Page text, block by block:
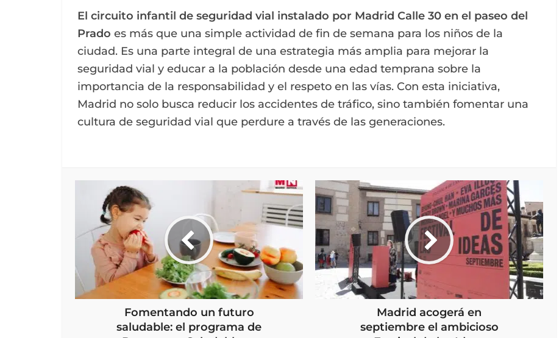
El circuito infantil de seguridad vial instalado por Madrid Calle 30 en el paseo del
Prado es más que una simple actividad de fin de semana para los niños de la
ciudad. Es una parte integral de una estrategia más amplia para mejorar la
seguridad vial y educar a la población desde una edad temprana sobre la
importancia de la responsabilidad y el respeto en las vías. Con esta iniciativa,
Madrid no solo busca reducir los accidentes de tráfico, sino también fomentar una
cultura de seguridad vial que perdure a través de las generaciones.
Fomentando un futuro
saludable: el programa de
Madrid acogerá en
septiembre el ambicioso